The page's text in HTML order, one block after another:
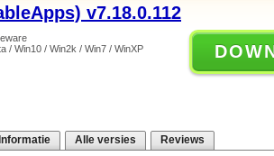
v7.18.0.112
/ Win10 / Win2k / Win7 / WinXP
Informatie Alle versies Reviews